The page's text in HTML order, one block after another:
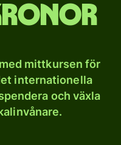
mittkursen för
internationella
och växla